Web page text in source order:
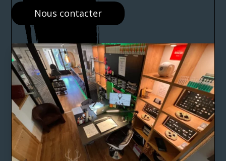
Nous contacter